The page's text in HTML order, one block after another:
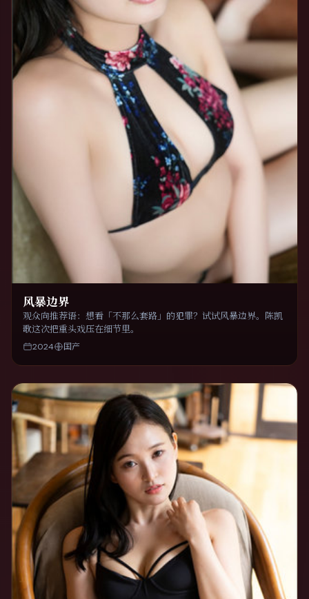
风暴边界
观众向推荐语：想看「不那么套路」的犯罪？试试风暴边界。陈凯
歌这次把重头戏压在细节里。
2024 国产